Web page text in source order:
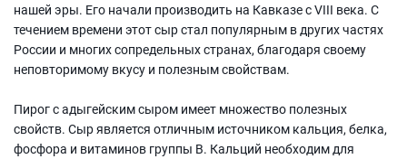
нашей эры. Его начали производить на Кавказе с VIII века. С
течением времени этот сыр стал популярным в других частях
России и многих сопредельных странах, благодаря своему
неповторимому вкусу и полезным свойствам.
Пирог с адыгейским сыром имеет множество полезных
свойств. Сыр является отличным источником кальция, белка,
фосфора и витаминов группы В. Кальций необходим для